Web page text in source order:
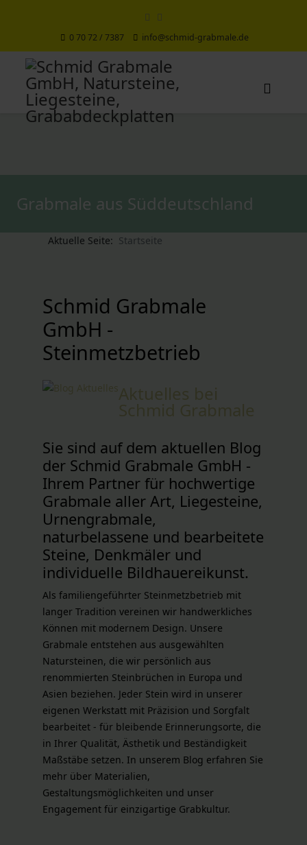
0 70 72 / 7387 info@schmid-grabmale.de
Grabmale aus Süddeutschland
Aktuelle Seite: Startseite
Schmid Grabmale
GmbH -
Steinmetzbetrieb
Aktuelles bei
Schmid Grabmale
Sie sind auf dem aktuellen Blog
der Schmid Grabmale GmbH -
Ihrem Partner für hochwertige
Grabmale aller Art, Liegesteine,
Urnengrabmale,
naturbelassene und bearbeitete
Steine, Denkmäler und
individuelle Bildhauereikunst.
Als familiengeführter Steinmetzbetrieb mit
langer Tradition vereinen wir handwerkliches
Können mit modernem Design. Unsere
Grabmale entstehen aus ausgewählten
Natursteinen, die wir persönlich aus
renommierten Steinbrüchen in Europa und
Asien beziehen. Jeder Stein wird in unserer
eigenen Werkstatt mit Präzision und Sorgfalt
bearbeitet - für bleibende Erinnerungsorte, die
in Ihrer Qualität, Ästhetik und Beständigkeit
Maßstäbe setzen. In unserem Blog erfahren Sie
mehr über Materialien,
Gestaltungsmöglichkeiten und unser
Engagement für einzigartige Grabkultur.